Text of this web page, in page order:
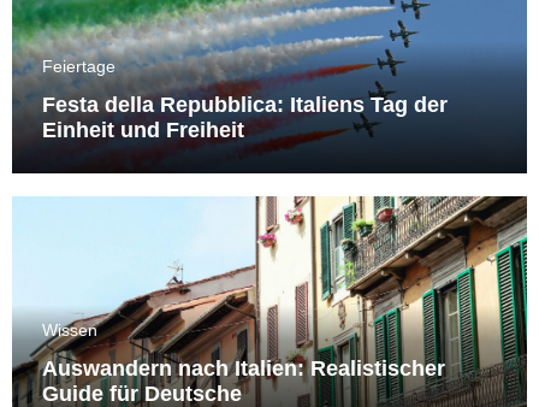
Feiertage
Festa della Repubblica: Italiens Tag der
Einheit und Freiheit
Wissen
Auswandern nach Italien: Realistischer
Guide für Deutsche